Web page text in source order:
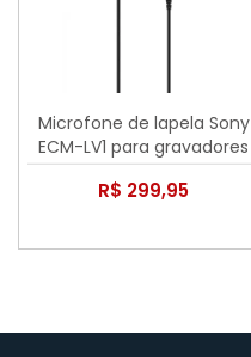
Microfone de lapela Sony
ECM-LV1 para gravadores
de áudio e câmeras
R$ 299,95